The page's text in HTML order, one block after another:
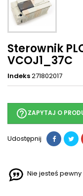
Sterownik
VCOJ1_37C
Indeks271802017
help_outlineZAPYTAJ O
Udostępnij
Nie jesteś